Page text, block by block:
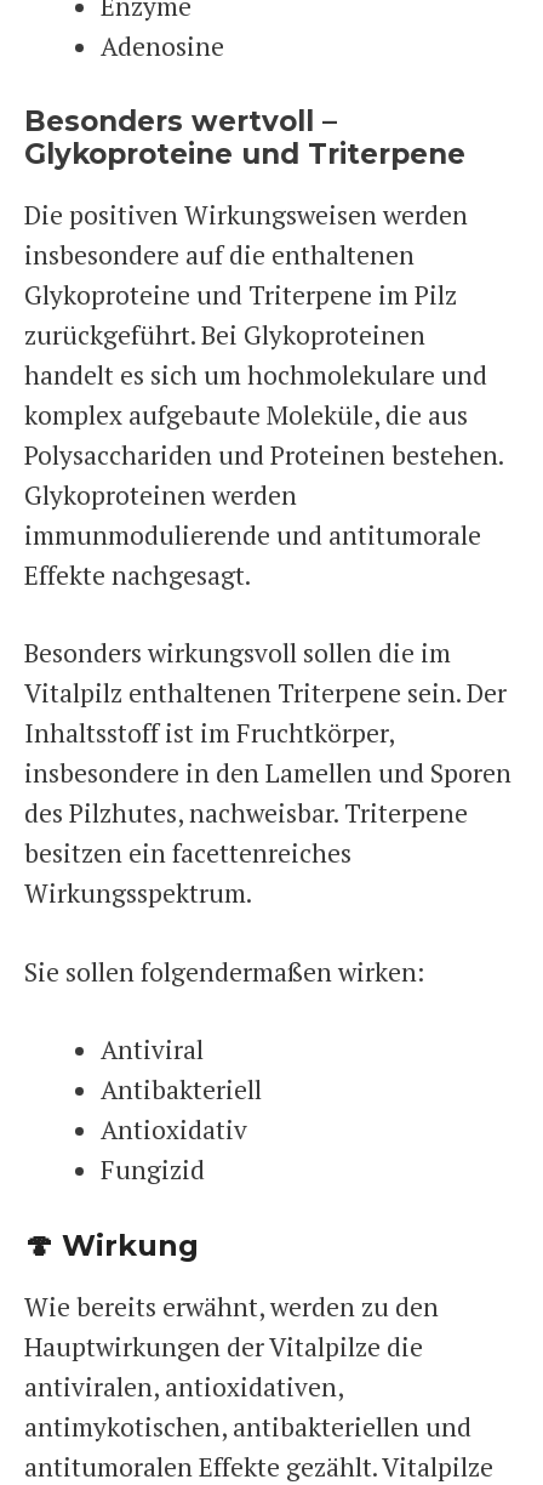
Adenosine
Besonders wertvoll –
Glykoproteine und Triterpene
Die positiven Wirkungsweisen werden
insbesondere auf die enthaltenen
Glykoproteine und Triterpene im Pilz
zurückgeführt. Bei Glykoproteinen
handelt es sich um hochmolekulare und
komplex aufgebaute Moleküle, die aus
Polysacchariden und Proteinen bestehen.
Glykoproteinen werden
immunmodulierende und antitumorale
Effekte nachgesagt.
Besonders wirkungsvoll sollen die im
Vitalpilz enthaltenen Triterpene sein. Der
Inhaltsstoff ist im Fruchtkörper,
insbesondere in den Lamellen und Sporen
des Pilzhutes, nachweisbar. Triterpene
besitzen ein facettenreiches
Wirkungsspektrum.
Sie sollen folgendermaßen wirken:
Antiviral
Antibakteriell
Antioxidativ
Fungizid
🍄 Wirkung
Wie bereits erwähnt, werden zu den
Hauptwirkungen der Vitalpilze die
antiviralen, antioxidativen,
antimykotischen, antibakteriellen und
antitumoralen Effekte gezählt. Vitalpilze